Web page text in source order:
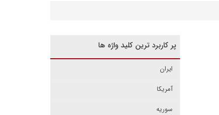
پر کاربرد ترین کلید واژه ها
ایران
آمریکا
سوریه